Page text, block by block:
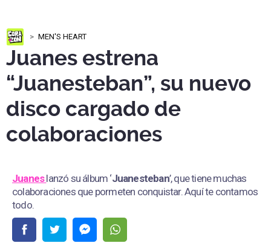
MEN'S HEART
Juanes estrena
“Juanesteban”, su nuevo
disco cargado de
colaboraciones
Juaneslanzó su álbum ‘Juanesteban’, que tiene muchas
colaboraciones que pormeten conquistar. Aquí te contamos
todo.